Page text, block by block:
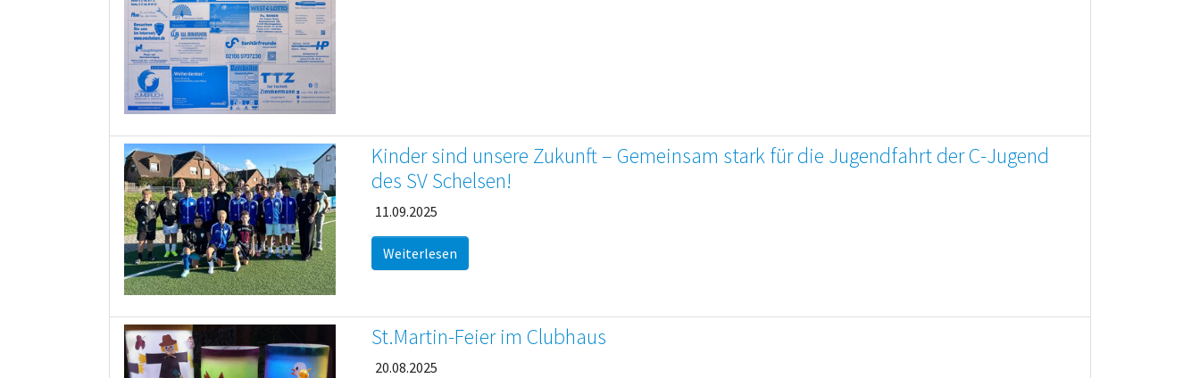
Kinder sind unsere Zukunft – Gemeinsam stark für die Jugendfahrt der C-Jugend
des SV Schelsen!
11.09.2025
Weiterlesen
St.Martin-Feier im Clubhaus
20.08.2025